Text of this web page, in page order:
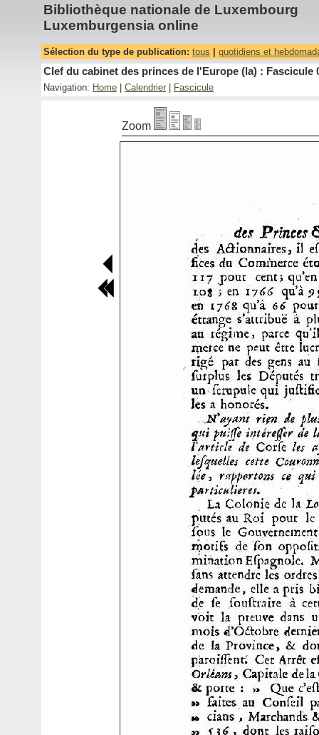
Bibliothèque nationale de Luxembourg
Luxemburgensia online
Sélection du type de publication: tous quotidiens et
Clef du cabinet des princes de l'Europe (la) : Fascicule
Navigation: Home Calendrier Fascicule
Zoom